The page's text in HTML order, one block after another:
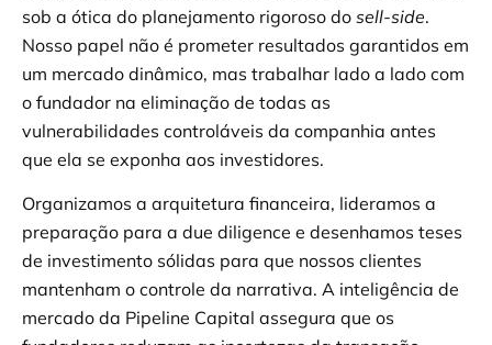
sob a ótica do planejamento rigoroso do sell-side.
Nosso papel não é prometer resultados garantidos em
um mercado dinâmico, mas trabalhar lado a lado com
o fundador na eliminação de todas as
vulnerabilidades controláveis da companhia antes
que ela se exponha aos investidores.
Organizamos a arquitetura financeira, lideramos a
preparação para a due diligence e desenhamos teses
de investimento sólidas para que nossos clientes
mantenham o controle da narrativa. A inteligência de
mercado da Pipeline Capital assegura que os